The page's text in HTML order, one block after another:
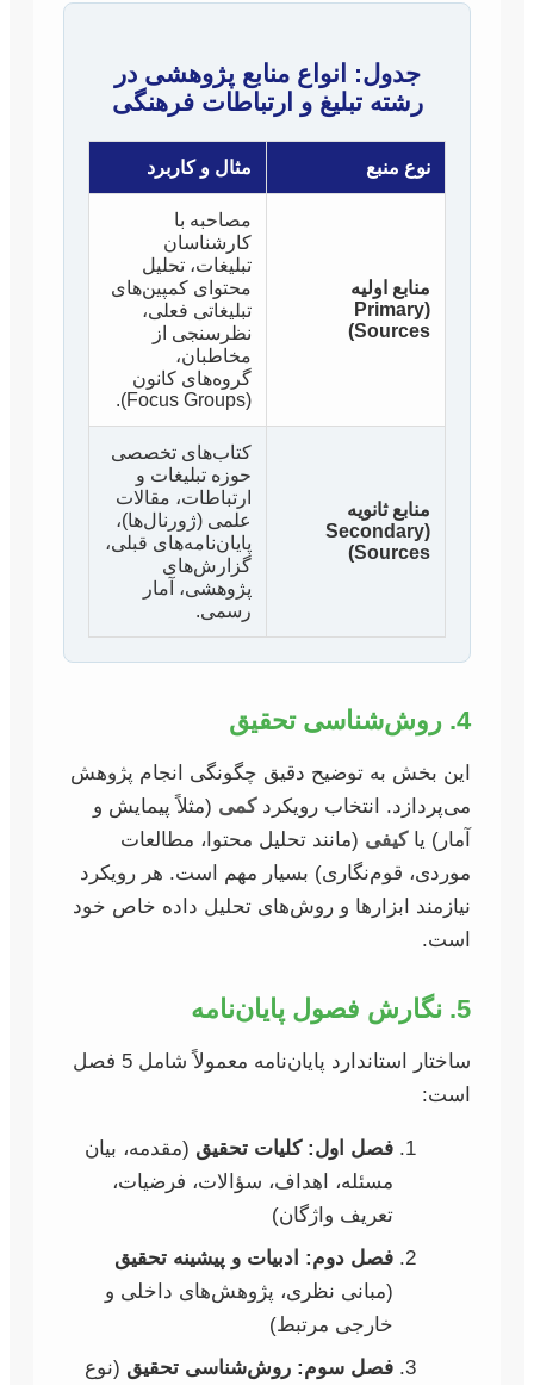
جدول: انواع منابع پژوهشی در
رشته تبلیغ و ارتباطات فرهنگی
نوع منبع مثال و کاربرد
منابع اولیه
(Primary
Sources)
مصاحبه با
کارشناسان
تبلیغات، تحلیل
محتوای کمپین‌های
تبلیغاتی فعلی،
نظرسنجی از
مخاطبان،
گروه‌های کانون
(Focus Groups).
منابع ثانویه
(Secondary
Sources)
کتاب‌های تخصصی
حوزه تبلیغات و
ارتباطات، مقالات
علمی (ژورنال‌ها)،
پایان‌نامه‌های قبلی،
گزارش‌های
پژوهشی، آمار
رسمی.
4. روش‌شناسی تحقیق
این بخش به توضیح دقیق چگونگی انجام پژوهش
می‌پردازد. انتخاب رویکردکمی (مثلاً پیمایش و
آمار) یاکیفی (مانند تحلیل محتوا، مطالعات
موردی، قوم‌نگاری) بسیار مهم است. هر رویکرد
نیازمند ابزارها و روش‌های تحلیل داده خاص خود
است.
5. نگارش فصول پایان‌نامه
ساختار استاندارد پایان‌نامه معمولاً شامل 5 فصل
است:
فصل اول: کلیات تحقیق (مقدمه، بیان
مسئله، اهداف، سؤالات، فرضیات،
تعریف واژگان)
فصل دوم: ادبیات و پیشینه تحقیق
(مبانی نظری، پژوهش‌های داخلی و
خارجی مرتبط)
فصل سوم: روش‌شناسی تحقیق (نوع